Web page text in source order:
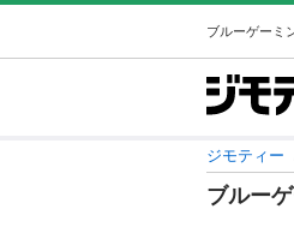
ジモティー
ブルー